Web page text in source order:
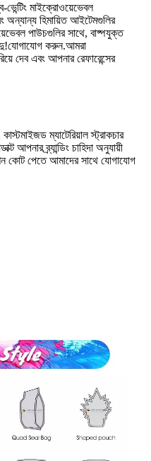
ভেন্টিং মাইক্রোওয়েভেবল
অন্যান্য হিমায়িত আইটেমগুলির
পাউচগুলির সাথে, বাষ্পযুক্ত
করুন.আমরা
দেব এবং আপনার রেফারেন্সের
ম্যাটেরিয়াল স্ট্রাকচার
আপনার ব্র্যান্ডিং চাহিদা অনুযায়ী
কোট পেতে আমাদের সাথে যোগাযোগ